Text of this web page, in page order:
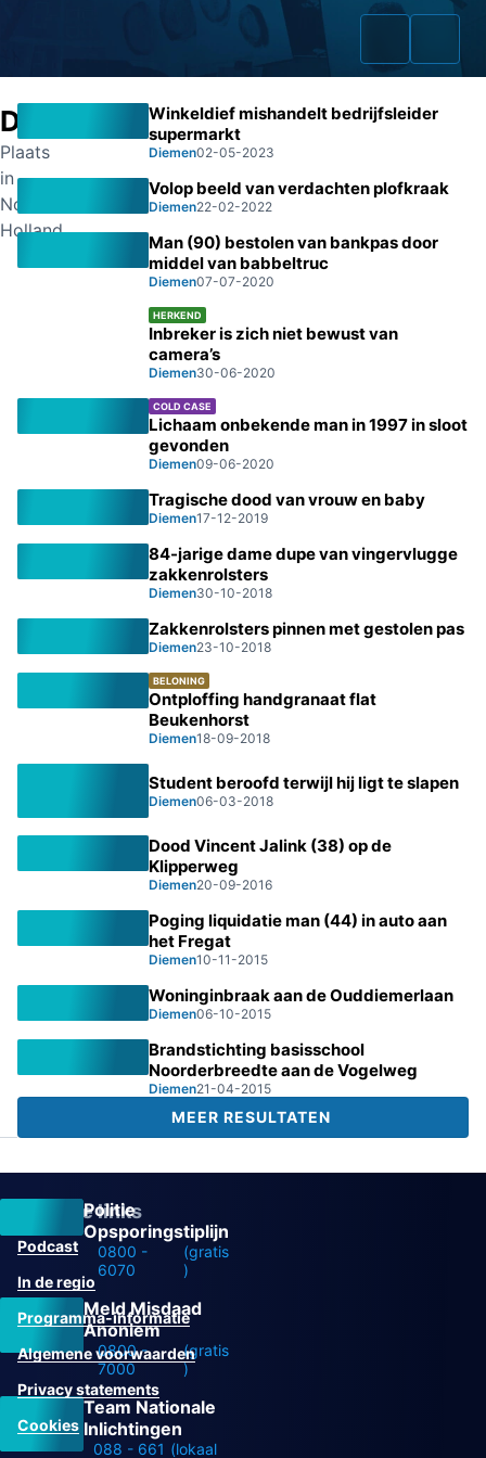
Opsporingslijst
Cold Cases
Tip doorgeven
Diemen
Plaats
in
Noord-
Holland
Winkeldief mishandelt bedrijfsleider
supermarkt
Diemen02-05-2023
Volop beeld van verdachten plofkraak
Diemen22-02-2022
Man (90) bestolen van bankpas door
middel van babbeltruc
Diemen07-07-2020
HERKEND
Inbreker is zich niet bewust van
camera’s
Diemen30-06-2020
COLD CASE
Lichaam onbekende man in 1997 in sloot
gevonden
Diemen09-06-2020
Tragische dood van vrouw en baby
Diemen17-12-2019
84-jarige dame dupe van vingervlugge
zakkenrolsters
Diemen30-10-2018
Zakkenrolsters pinnen met gestolen pas
Diemen23-10-2018
BELONING
Ontploffing handgranaat flat
Beukenhorst
Diemen18-09-2018
Student beroofd terwijl hij ligt te slapen
Diemen06-03-2018
Dood Vincent Jalink (38) op de
Klipperweg
Diemen20-09-2016
Poging liquidatie man (44) in auto aan
het Fregat
Diemen10-11-2015
Woninginbraak aan de Ouddiemerlaan
Diemen06-10-2015
Brandstichting basisschool
Noorderbreedte aan de Vogelweg
Diemen21-04-2015
MEER RESULTATEN
Politie
Opsporingstiplijn
0800 -
6070
(gratis
)
Meld Misdaad
Anoniem
0800 -
7000
(gratis
)
Team Nationale
Inlichtingen
088 - 661 (lokaal
Overige links
Podcast
In de regio
Programma-informatie
Algemene voorwaarden
Privacy statements
Cookies